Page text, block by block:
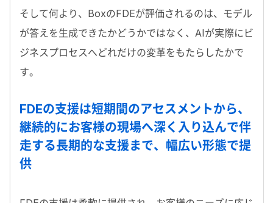
そして何より、BoxのFDEが評価されるのは、モデル
が答えを生成できたかどうかではなく、AIが実際にビ
ジネスプロセスへどれだけの変革をもたらしたかで
す。
FDEの支援は短期間のアセスメントから、
継続的にお客様の現場へ深く入り込んで伴
走する長期的な支援まで、幅広い形態で提
供